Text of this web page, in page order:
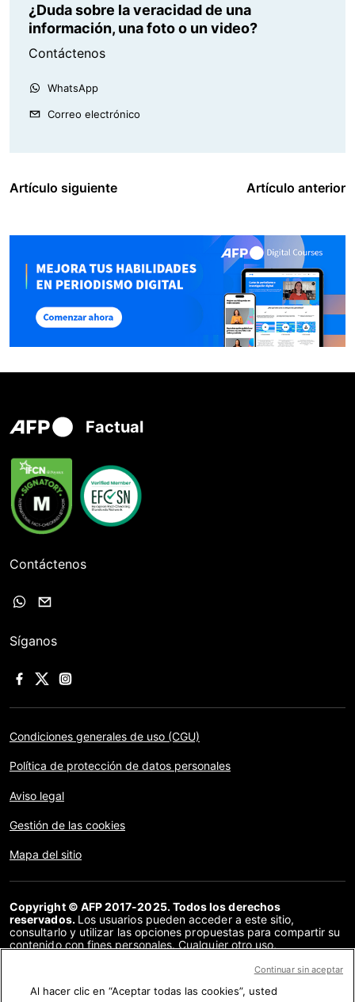
¿Duda sobre la veracidad de una
información, una foto o un video?
Contáctenos
WhatsApp
Correo electrónico
Artículo siguiente Artículo anterior
Factual
Contáctenos
Síganos
Condiciones generales de uso (CGU)
Política de protección de datos personales
Aviso legal
Gestión de las cookies
Mapa del sitio
Copyright © AFP 2017-2025. Todos los derechos
reservados. Los usuarios pueden acceder a este sitio,
consultarlo y utilizar las opciones propuestas para compartir su
contenido con fines personales. Cualquier otro uso,
distribución del contenido de este sitio, en su totalidad o en
acuerdo específico firmado con la AFP, está estrictamente
Al hacer clic en “Aceptar todas las cookies”, usted
Continuar sin aceptar